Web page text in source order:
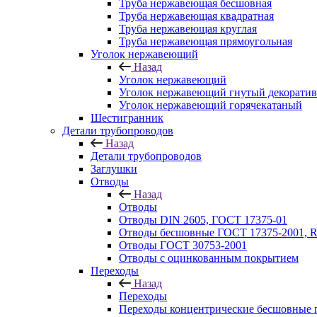
Труба нержавеющая бесшовная
Труба нержавеющая квадратная
Труба нержавеющая круглая
Труба нержавеющая прямоугольная
Уголок нержавеющий
Назад
Уголок нержавеющий
Уголок нержавеющий гнутый
Уголок нержавеющий горячекатаный
Шестигранник
Детали трубопроводов
Назад
Детали трубопроводов
Заглушки
Отводы
Назад
Отводы
Отводы DIN 2605, ГОСТ 17375-01
Отводы бесшовные ГОСТ 17375-2001,
Отводы ГОСТ 30753-2001
Отводы с оцинкованным покрытием
Переходы
Назад
Переходы
Переходы концентрические бесшовные